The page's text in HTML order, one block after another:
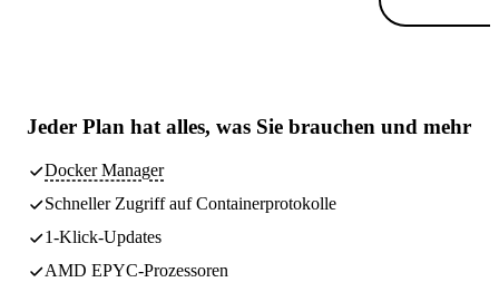
Jeder Plan hat alles, was Sie brauchen und mehr
Docker Manager
Schneller Zugriff auf Containerprotokolle
1-Klick-Updates
AMD EPYC-Prozessoren